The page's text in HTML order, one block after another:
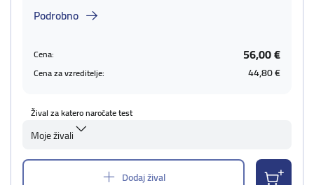
Podrobno
Cena: 56,00 €
Cena za vzreditelje: 44,80 €
Žival za katero naročate test
Moje živali
Dodaj žival